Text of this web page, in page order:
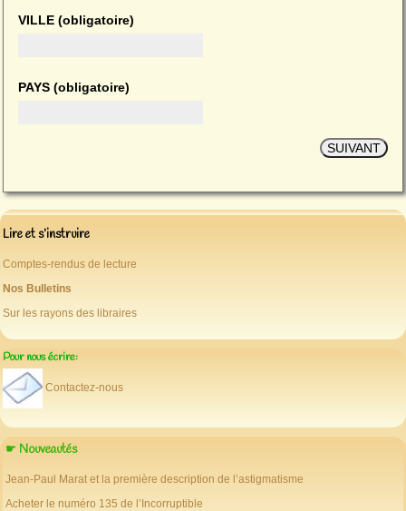
VILLE (obligatoire)
PAYS (obligatoire)
SUIVANT
Lire et s’instruire
Comptes-rendus de lecture
Nos Bulletins
Sur les rayons des libraires
Pour nous écrire:
Contactez-nous
☛ Nouveautés
Jean-Paul Marat et la première description de l’astigmatisme
Acheter le numéro 135 de l’Incorruptible